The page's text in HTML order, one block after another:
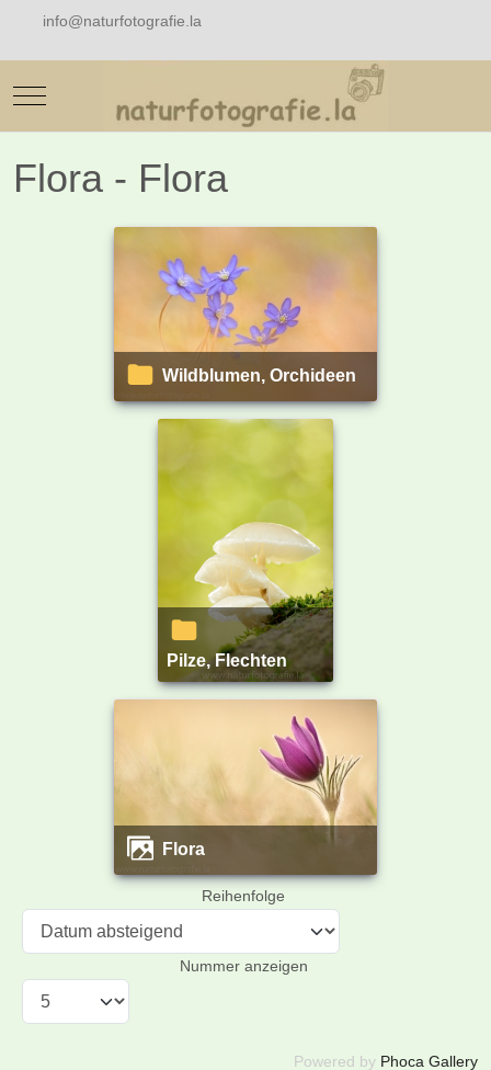
info@naturfotografie.la
Mobile Menu Toggle
Flora - Flora
Wildblumen, Orchideen
Pilze, Flechten
Flora
Reihenfolge
Nummer anzeigen
Powered by Phoca Gallery